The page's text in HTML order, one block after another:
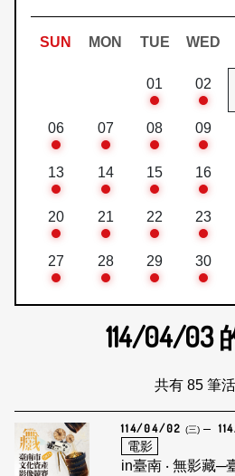
SUN MON TUE WED
01 02
06 07 08 09
13 14 15 16
20 21 22 23
27 28 29 30
114/04/03
共有 85 筆
114/04/02 (三)
電影
in臺南 ‧ 無影藏─